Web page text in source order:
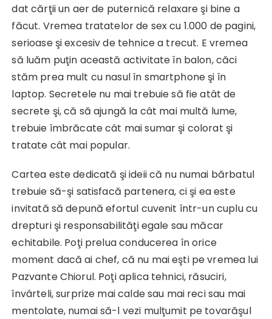
dat cărţii un aer de puternică relaxare şi bine a
făcut. Vremea tratatelor de sex cu 1.000 de pagini,
serioase şi excesiv de tehnice a trecut. E vremea
să luăm puţin această activitate în balon, căci
stăm prea mult cu nasul în smartphone şi în
laptop. Secretele nu mai trebuie să fie atât de
secrete şi, că să ajungă la cât mai multă lume,
trebuie îmbrăcate cât mai sumar şi colorat şi
tratate cât mai popular.
Cartea este dedicată şi ideii că nu numai bărbatul
trebuie să-şi satisfacă partenera, ci şi ea este
invitată să depună efortul cuvenit într-un cuplu cu
drepturi şi responsabilităţi egale sau măcar
echitabile. Poţi prelua conducerea în orice
moment dacă ai chef, că nu mai eşti pe vremea lui
Pazvante Chiorul. Poţi aplica tehnici, răsuciri,
învârteli, surprize mai calde sau mai reci sau mai
mentolate, numai să-l vezi mulţumit pe tovarăşul